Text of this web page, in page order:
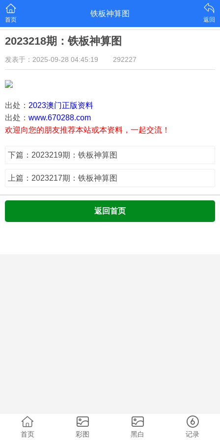
首页
铁板神算图
返回
2023218期：铁板神算图
发表于：2025-09-28 04:45:19 292227
出处： 2023澳门正版资料
出处： www.670288.com
欢迎向您的朋友推荐本站或本资料，一起交流！
下篇：2023219期：铁板神算图
上篇：2023217期：铁板神算图
返回首页
首页 彩图 黑白 记录